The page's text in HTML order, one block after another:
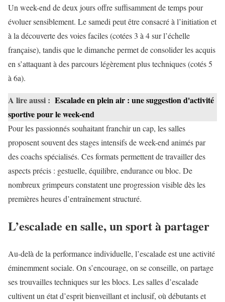
Un week-end de deux jours offre suffisamment de temps pour
évoluer sensiblement. Le samedi peut être consacré à l’initiation et
à la découverte des voies faciles (cotées 3 à 4 sur l’échelle
française), tandis que le dimanche permet de consolider les acquis
en s’attaquant à des parcours légèrement plus techniques (cotés 5
à 6a).
A lire aussi : Escalade en plein air : une suggestion d'activité
sportive pour le week-end
Pour les passionnés souhaitant franchir un cap, les salles
proposent souvent des stages intensifs de week-end animés par
des coachs spécialisés. Ces formats permettent de travailler des
aspects précis : gestuelle, équilibre, endurance ou bloc. De
nombreux grimpeurs constatent une progression visible dès les
premières heures d’entraînement structuré.
L’escalade en salle, un sport à partager
Au-delà de la performance individuelle, l’escalade est une activité
éminemment sociale. On s’encourage, on se conseille, on partage
ses trouvailles techniques sur les blocs. Les salles d’escalade
cultivent un état d’esprit bienveillant et inclusif, où débutants et